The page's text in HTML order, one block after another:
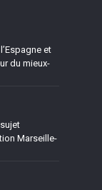
et
du mieux-
Marseille-